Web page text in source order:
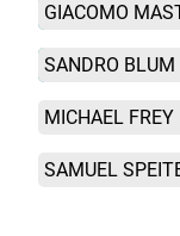
GIACOMO
SANDRO BLUM
MICHAEL FREY
SAMUEL